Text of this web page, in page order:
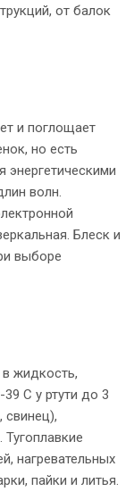
от балок
и поглощает
но есть
энергетическими
волн.
Блеск и
выборе
в жидкость,
C у ртути до 3
свинец),
нагревательных
пайки и литья.